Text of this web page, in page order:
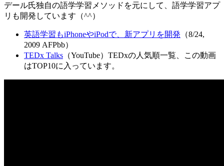
デール氏独自の語学学習メソッドを元にして、語学学習アプ
リも開発しています（^^）
英語学習もiPhoneやiPodで、新アプリを開発 （8/24,
2009 AFPbb）
TEDx Talks （YouTube）TEDxの人気順一覧、この動画
はTOP10に入っています。